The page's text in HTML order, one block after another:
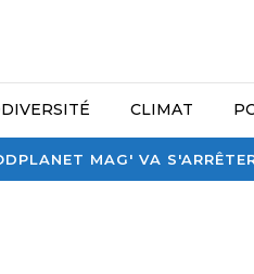
MAG' VA
CLIMAT